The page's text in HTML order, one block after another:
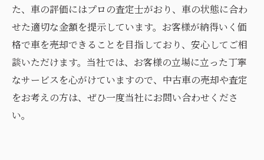
た、車の評価にはプロの査定士がおり、車の状態に合わ
せた適切な金額を提示しています。お客様が納得いく価
格で車を売却できることを目指しており、安心してご相
談いただけます。当社では、お客様の立場に立った丁寧
なサービスを心がけていますので、中古車の売却や査定
をお考えの方は、ぜひ一度当社にお問い合わせくださ
い。